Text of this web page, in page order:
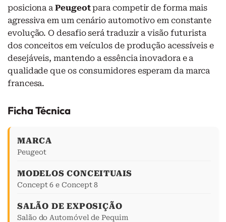
posiciona aPeugeotpara competir de forma mais
agressiva em um cenário automotivo em constante
evolução. O desafio será traduzir a visão futurista
dos conceitos em veículos de produção acessíveis e
desejáveis, mantendo a essência inovadora e a
qualidade que os consumidores esperam da marca
francesa.
Ficha Técnica
MARCA
Peugeot
MODELOS CONCEITUAIS
Concept 6 e Concept 8
SALÃO DE EXPOSIÇÃO
Salão do Automóvel de Pequim